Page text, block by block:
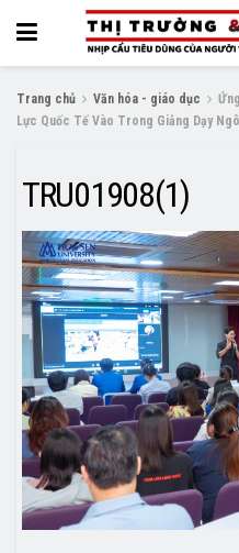
Trang chủ Văn hóa - giáo dục
Lực Quốc Tế Vào Trong Giảng Dạy
TRU01908(1)